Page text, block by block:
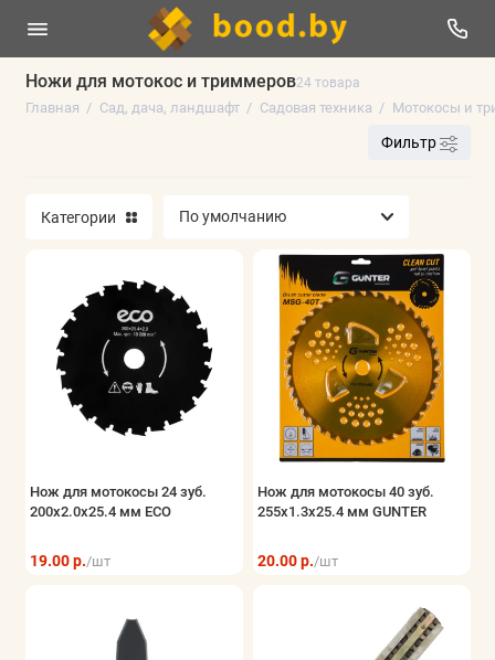
Ножи для мотокос и триммеров24 товара
Главная Сад, дача, ландшафт Садовая техника Мотокосы и
Гидропонные системы выращивания
Контейнеры, плантеры и клумбы для
Мышеловки и крысоловки
Садовые мешки и компостеры
Садовая техника
Садовый инструмент
Фильтр
Категории
Нож для мотокосы 24 зуб.
200х2.0х25.4 мм ECO
19.00 р./шт
Нож для мотокосы 40 зуб.
255х1.3х25.4 мм GUNTER
20.00 р./шт